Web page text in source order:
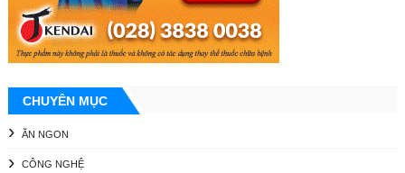
CHUYÊN MỤC
ĂN NGON
CÔNG NGHỆ